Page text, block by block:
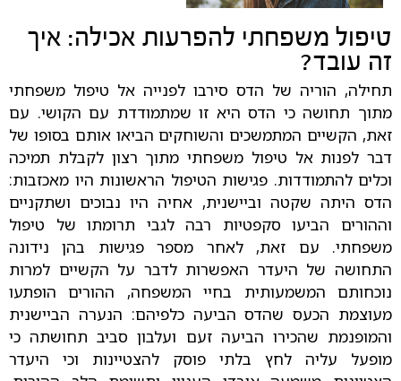
טיפול משפחתי להפרעות אכילה: איך
זה עובד?
תחילה, הוריה של הדס סירבו לפנייה אל טיפול משפחתי
מתוך תחושה כי הדס היא זו שמתמודדת עם הקושי. עם
זאת, הקשיים המתמשכים והשוחקים הביאו אותם בסופו של
דבר לפנות אל טיפול משפחתי מתוך רצון לקבלת תמיכה
וכלים להתמודדות. פגישות הטיפול הראשונות היו מאכזבות:
הדס היתה שקטה וביישנית, אחיה היו נבוכים ושתקניים
וההורים הביעו סקפטיות רבה לגבי תרומתו של טיפול
משפחתי. עם זאת, לאחר מספר פגישות בהן נידונה
התחושה של היעדר האפשרות לדבר על הקשיים למרות
נוכחותם המשמעותית בחיי המשפחה, ההורים הופתעו
מעוצמת הכעס שהדס הביעה כלפיהם: הנערה הביישנית
והמופנמת שהכירו הביעה זעם ועלבון סביב תחושתה כי
מופעל עליה לחץ בלתי פוסק להצטיינות וכי היעדר